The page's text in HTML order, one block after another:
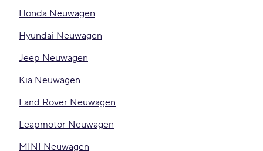
Honda Neuwagen
Hyundai Neuwagen
Jeep Neuwagen
Kia Neuwagen
Land Rover Neuwagen
Leapmotor Neuwagen
MINI Neuwagen